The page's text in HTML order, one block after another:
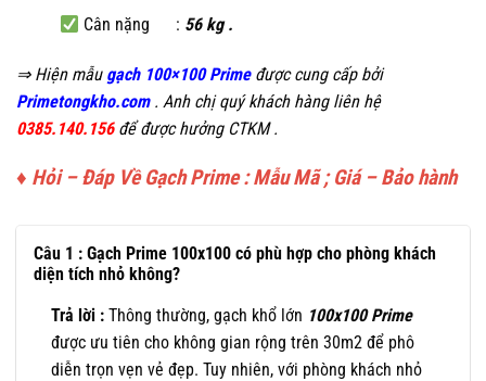
Cân nặng : 56 kg .
⇒ Hiện mẫu gạch 100×100 Prime được cung cấp bởi
Primetongkho.com. Anh chị quý khách hàng liên hệ
0385.140.156để được hưởng CTKM .
♦ Hỏi – Đáp Về Gạch Prime : Mẫu Mã ; Giá – Bảo hành
Câu 1 : Gạch Prime 100x100 có phù hợp cho phòng khách
diện tích nhỏ không?
Trả lời : Thông thường, gạch khổ lớn 100x100 Prime
được ưu tiên cho không gian rộng trên 30m2 để phô
diễn trọn vẹn vẻ đẹp. Tuy nhiên, với phòng khách nhỏ